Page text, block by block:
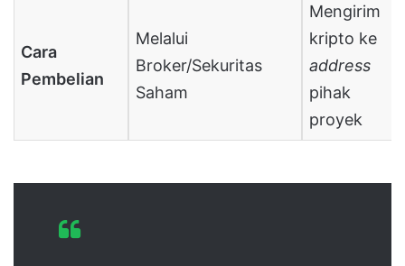
Cara
Pembelian
Melalui
Broker/Sekuritas
Saham
Mengirim
kripto ke
address
pihak
proyek